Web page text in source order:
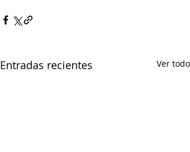
Entradas recientes Ver todo